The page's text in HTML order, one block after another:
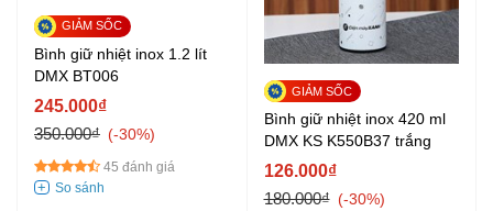
Bình giữ nhiệt inox 1.2 lít
DMX BT006
245.000₫
350.000₫
-30%
45 đánh giá
Bình giữ nhiệt inox 420 ml
DMX KS K550B37 trắng
126.000₫
180.000₫
-30%